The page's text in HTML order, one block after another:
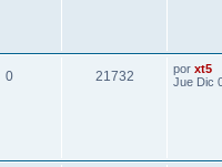
0 21732 por xt5
Jue Dic